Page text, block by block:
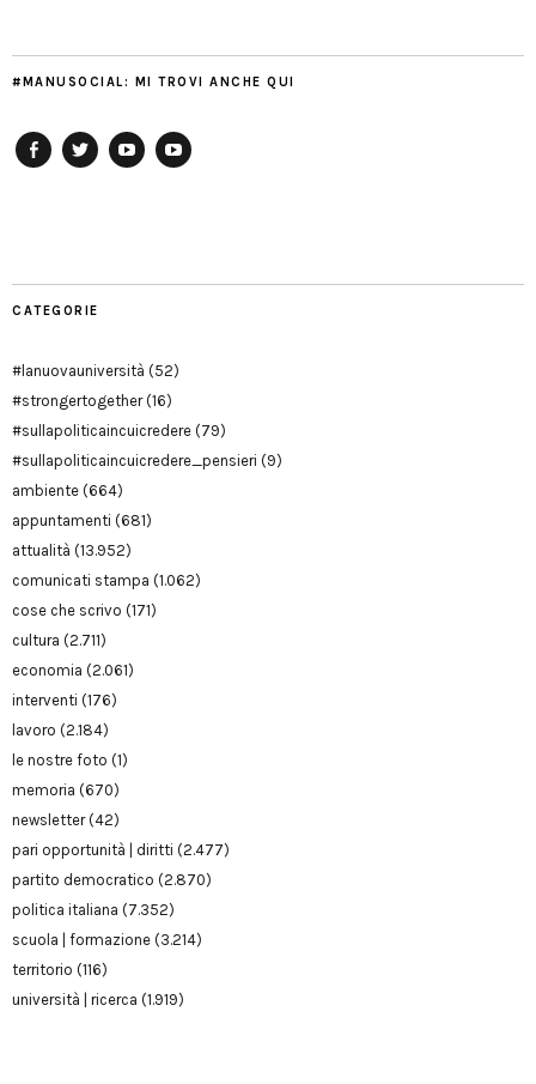
#MANUSOCIAL: MI TROVI ANCHE QUI
CATEGORIE
#lanuovauniversità (52)
#strongertogether(16)
#sullapoliticaincuicredere (79)
#sullapoliticaincuicredere_pensieri (9)
ambiente (664)
appuntamenti (681)
attualità (13.952)
comunicati stampa (1.062)
cose che scrivo (171)
cultura (2.711)
economia (2.061)
interventi (176)
lavoro (2.184)
le nostre foto (1)
memoria (670)
newsletter(42)
pari opportunità | diritti (2.477)
partito democratico (2.870)
politica italiana (7.352)
scuola | formazione (3.214)
territorio (116)
università | ricerca (1.919)